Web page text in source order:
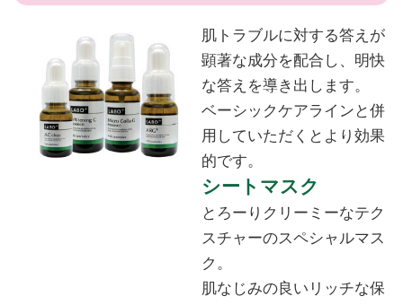
肌トラブルに対する答えが
顕著な成分を配合し、明快
な答えを導き出します。
ベーシックケアラインと併
用していただくとより効果
的です。
シートマスク
とろーりクリーミーなテク
スチャーのスペシャルマス
ク。
肌なじみの良いリッチな保